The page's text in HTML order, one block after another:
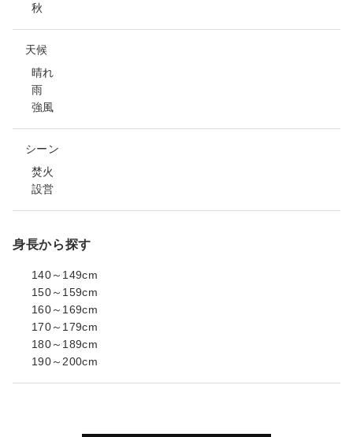
秋
天候
晴れ
雨
強風
シーン
焚火
設営
身長から探す
140～149cm
150～159cm
160～169cm
170～179cm
180～189cm
190～200cm